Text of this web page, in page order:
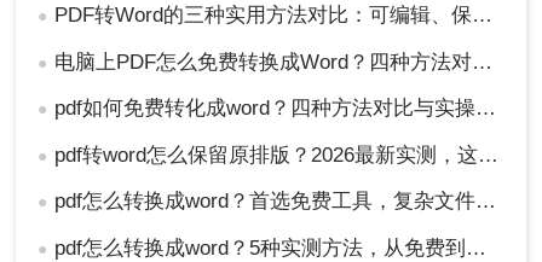
● PDF转Word的三种实用方法对比：可编辑、保格式、避风险！
● 电脑上PDF怎么免费转换成Word？四种方法对比与实操指南（附详细表格）!
● pdf如何免费转化成word？四种方法对比与实操指南（附详细表格）
● pdf转word怎么保留原排版？2026最新实测，这5种方法从免费到专业全搞定！
● pdf怎么转换成word？首选免费工具，复杂文件再上专业软件！
● pdf怎么转换成word？5种实测方法，从免费到专业全攻略！